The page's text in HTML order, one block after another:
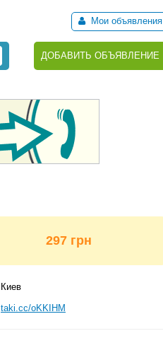
Мои объявления
ДОБАВИТЬ ОБЪЯВЛЕНИЕ
297 грн
Киев
taki.cc/oKKIHM